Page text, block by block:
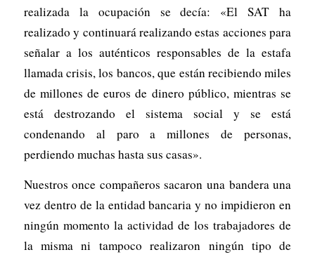
realizada la ocupación se decía: «El SAT ha
realizado y continuará realizando estas acciones para
señalar a los auténticos responsables de la estafa
llamada crisis, los bancos, que están recibiendo miles
de millones de euros de dinero público, mientras se
está destrozando el sistema social y se está
condenando al paro a millones de personas,
perdiendo muchas hasta sus casas».
Nuestros once compañeros sacaron una bandera una
vez dentro de la entidad bancaria y no impidieron en
ningún momento la actividad de los trabajadores de
la misma ni tampoco realizaron ningún tipo de